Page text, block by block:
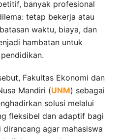
banyak profesional
tetap bekerja atau
waktu, biaya, dan
hambatan untuk
Fakultas Ekonomi dan
Mandiri (UNM) sebagai
solusi melalui
fleksibel dan adaptif bagi
agar mahasiswa